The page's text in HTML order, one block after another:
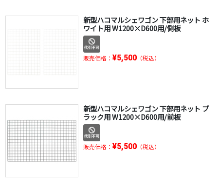
新型ハコマルシェワゴン 下部用ネット ホ
ワイト用 W1200×D600用/側板
販売価格： ¥5,500（税込）
新型ハコマルシェワゴン 下部用ネット ブ
ラック用 W1200×D600用/前板
販売価格： ¥5,500（税込）